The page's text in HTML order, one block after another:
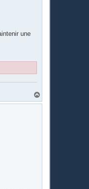
une
a